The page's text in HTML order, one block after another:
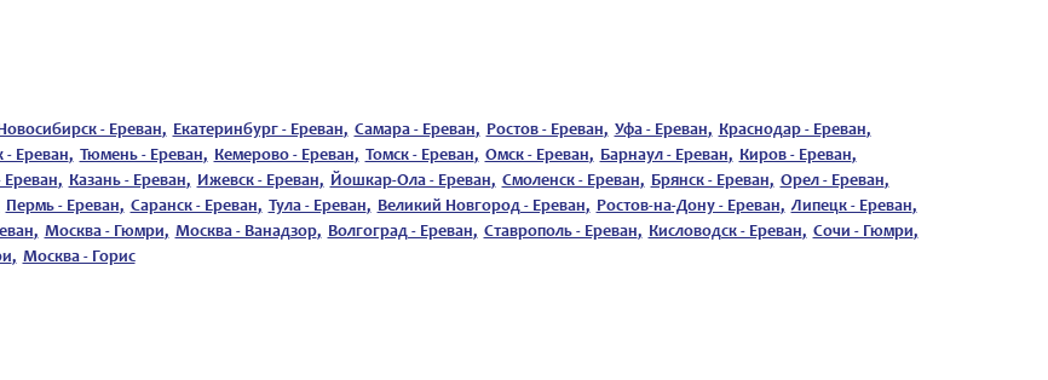
- Ереван, Екатеринбург - Ереван, Самара - Ереван, Ростов - Ереван, Уфа - Ереван, Краснодар - Ереван,
- Ереван, Тюмень - Ереван, Кемерово - Ереван, Томск - Ереван, Омск - Ереван, Барнаул - Ереван, Киров - Ереван,
, Казань - Ереван, Ижевск - Ереван, Йошкар-Ола - Ереван, Смоленск - Ереван, Брянск - Ереван, Орел - Ереван,
Пермь - Ереван, Саранск - Ереван, Тула - Ереван, Великий Новгород - Ереван, Ростов-на-Дону - Ереван, Липецк - Ереван,
, Москва - Гюмри, Москва - Ванадзор, Волгоград - Ереван, Ставрополь - Ереван, Кисловодск - Ереван, Сочи - Гюмри,
, Москва - Горис